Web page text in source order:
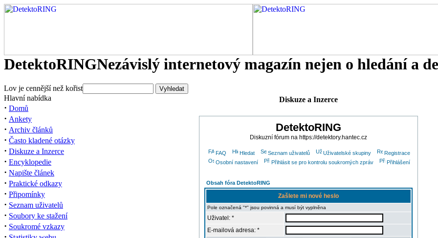
DetektoRINGNezávislý internetový magazín nejen o hledání a
Lov je cennější než kořist
Hlavní nabídka
· Domů
· Ankety
· Archiv článků
· Často kladené otázky
· Diskuze a Inzerce
· Encyklopedie
· Napište článek
· Praktické odkazy
· Připomínky
· Seznam uživatelů
· Soubory ke stažení
· Soukromé vzkazy
Diskuze a Inzerce
DetektoRING
Diskuzní fórum na https://detektory.hantec.cz
FAQ Hledat Seznam uživatelů Uživatelské skupiny
Registrace
Osobní nastavení
Přihlásit se pro kontrolu soukromých zpráv Přihlášení
Obsah fóra DetektoRING
Zašlete mi nové heslo
Pole označená "*" jsou povinná a musí být vyplněna
Uživatel: *
E-mailová adresa: *